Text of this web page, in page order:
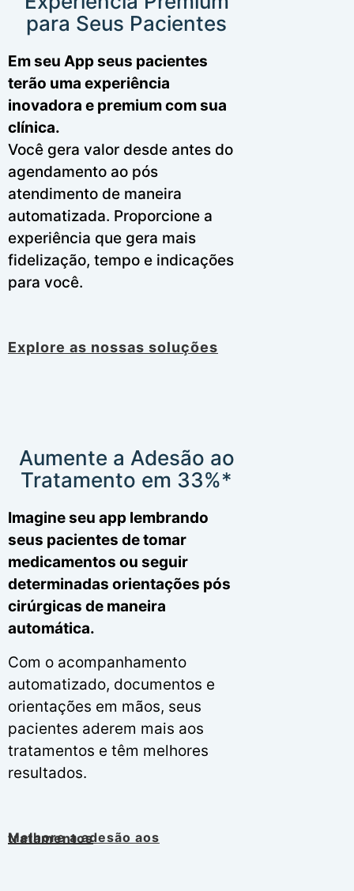
para Seus Pacientes
Em seu App seus pacientes
terão uma experiência
inovadora e premium com sua
clínica.
Você gera valor desde antes do
agendamento ao pós
atendimento de maneira
automatizada. Proporcione a
experiência que gera mais
fidelização, tempo e indicações
para você.
Explore as nossas soluções
Aumente a Adesão ao
Tratamento em 33%*
Imagine seu app lembrando
seus pacientes de tomar
medicamentos ou seguir
determinadas orientações pós
cirúrgicas de maneira
automática.
Com o acompanhamento
automatizado, documentos e
orientações em mãos, seus
pacientes aderem mais aos
tratamentos e têm melhores
resultados.
Melhore a adesão aos tratamentos